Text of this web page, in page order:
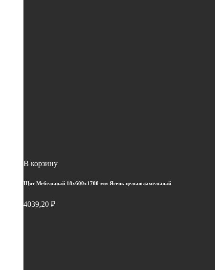
В корзину
Щит Мебельный 18х600х1700 мм Ясень цельноламельный
4039,20 ₽